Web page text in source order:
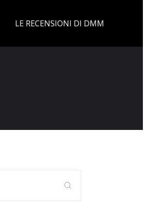
LE RECENSIONI DI DMM